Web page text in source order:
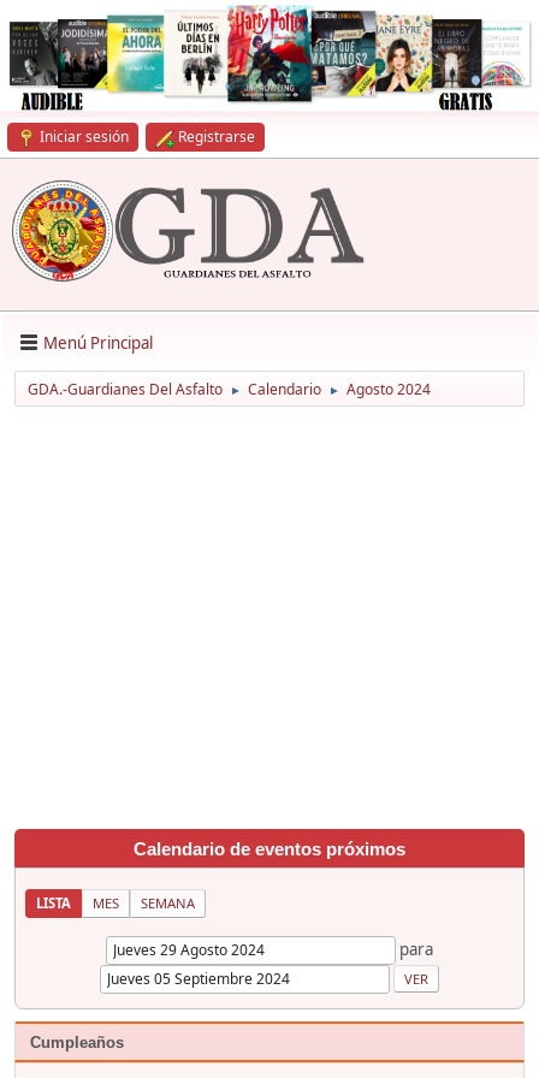
Iniciar sesión Registrarse
Menú Principal
GDA.-Guardianes Del Asfalto ► Calendario ► Agosto 2024
Calendario de eventos próximos
LISTA MES SEMANA
para
Cumpleaños